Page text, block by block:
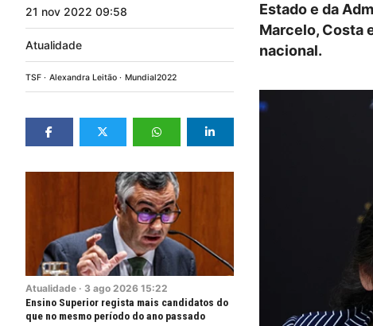
21 nov 2022 09:58
Atualidade
TSF Alexandra Leitão Mundial2022
Atualidade · 3 ago 2026 15:22
Ensino Superior regista mais candidatos do
que no mesmo período do ano passado
Estado e da
Marcelo, Costa
nacional.